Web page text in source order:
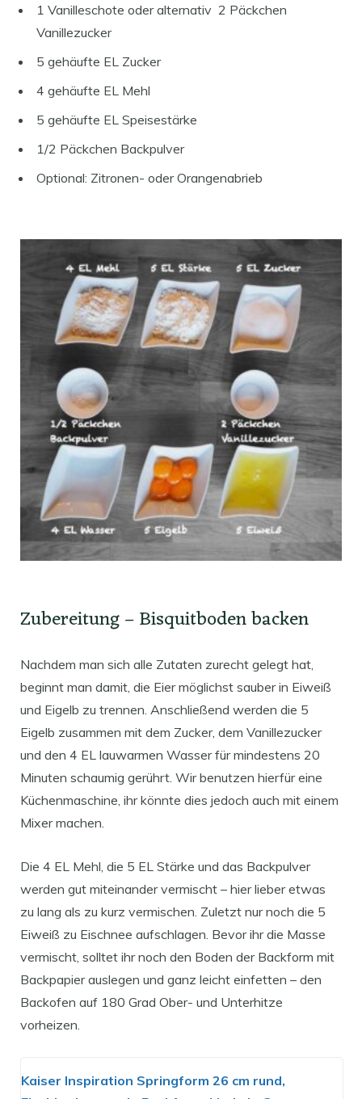
1 Vanilleschote oder alternativ 2 Päckchen
Vanillezucker
5 gehäufte EL Zucker
4 gehäufte EL Mehl
5 gehäufte EL Speisestärke
1/2 Päckchen Backpulver
Optional: Zitronen- oder Orangenabrieb
Zubereitung – Bisquitboden backen
Nachdem man sich alle Zutaten zurecht gelegt hat,
beginnt man damit, die Eier möglichst sauber in Eiweiß
und Eigelb zu trennen. Anschließend werden die 5
Eigelb zusammen mit dem Zucker, dem Vanillezucker
und den 4 EL lauwarmen Wasser für mindestens 20
Minuten schaumig gerührt. Wir benutzen hierfür eine
Küchenmaschine, ihr könnte dies jedoch auch mit einem
Mixer machen.
Die 4 EL Mehl, die 5 EL Stärke und das Backpulver
werden gut miteinander vermischt – hier lieber etwas
zu lang als zu kurz vermischen. Zuletzt nur noch die 5
Eiweiß zu Eischnee aufschlagen. Bevor ihr die Masse
vermischt, solltet ihr noch den Boden der Backform mit
Backpapier auslegen und ganz leicht einfetten – den
Backofen auf 180 Grad Ober- und Unterhitze
vorheizen.
Kaiser Inspiration Springform 26 cm rund,